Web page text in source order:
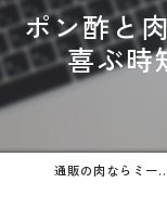
ポン酢と
喜ぶ時
通販の肉ならミー